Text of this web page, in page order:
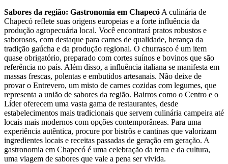
Sabores da região: Gastronomia em Chapecó A culinária de
Chapecó reflete suas origens europeias e a forte influência da
produção agropecuária local. Você encontrará pratos robustos e
saborosos, com destaque para carnes de qualidade, herança da
tradição gaúcha e da produção regional. O churrasco é um item
quase obrigatório, preparado com cortes suínos e bovinos que são
referência no país. Além disso, a influência italiana se manifesta em
massas frescas, polentas e embutidos artesanais. Não deixe de
provar o Entrevero, um misto de carnes cozidas com legumes, que
representa a união de sabores da região. Bairros como o Centro e o
Líder oferecem uma vasta gama de restaurantes, desde
estabelecimentos mais tradicionais que servem culinária campeira até
locais mais modernos com opções contemporâneas. Para uma
experiência autêntica, procure por bistrôs e cantinas que valorizam
ingredientes locais e receitas passadas de geração em geração. A
gastronomia em Chapecó é uma celebração da terra e da cultura,
uma viagem de sabores que vale a pena ser vivida.